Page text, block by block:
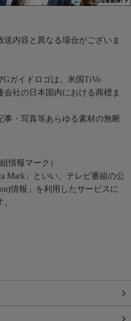
内容と異なる場合がございま
Gガイドロゴは、米国TiVo
会社の日本国内における商標ま
事・写真等あらゆる素材の無断
情報マーク）
Mark」といい、テレビ番組の公
情報」を利用したサービスに